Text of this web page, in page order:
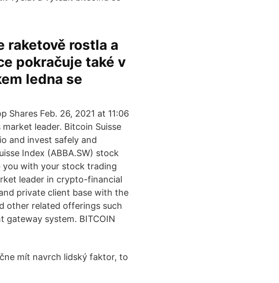
raketově rostla a
pokračuje také v
ledna se
Shares Feb. 26, 2021 at 11:06
leader. Bitcoin Suisse
and invest safely and
Index (ABBA.SW) stock
with your stock trading
leader in crypto-financial
private client base with the
other related offerings such
gateway system. BITCOIN
mít navrch lidský faktor, to